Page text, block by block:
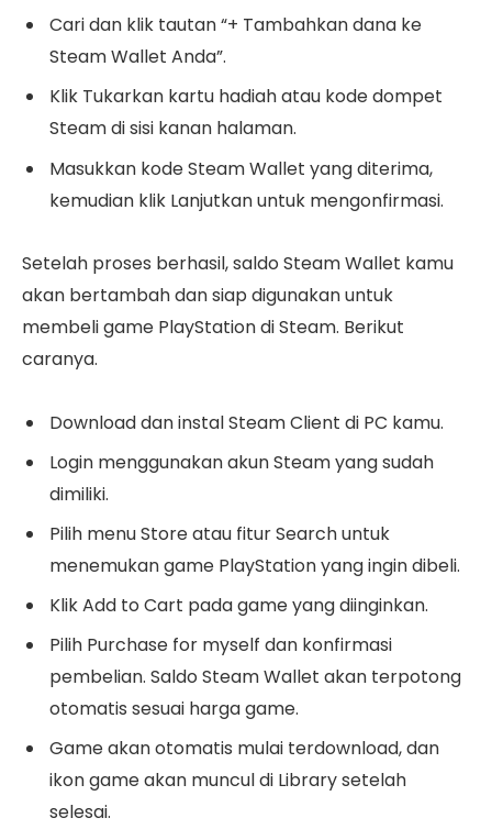
Cari dan klik tautan “+ Tambahkan dana ke
Steam Wallet Anda”.
Klik Tukarkan kartu hadiah atau kode dompet
Steam di sisi kanan halaman.
Masukkan kode Steam Wallet yang diterima,
kemudian klik Lanjutkan untuk mengonfirmasi.
Setelah proses berhasil, saldo Steam Wallet kamu
akan bertambah dan siap digunakan untuk
membeli game PlayStation di Steam. Berikut
caranya.
Download dan instal Steam Client di PC kamu.
Login menggunakan akun Steam yang sudah
dimiliki.
Pilih menu Store atau fitur Search untuk
menemukan game PlayStation yang ingin dibeli.
Klik Add to Cart pada game yang diinginkan.
Pilih Purchase for myself dan konfirmasi
pembelian. Saldo Steam Wallet akan terpotong
otomatis sesuai harga game.
Game akan otomatis mulai terdownload, dan
ikon game akan muncul di Library setelah
selesai.